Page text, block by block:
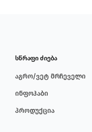
სწრაფი ძიება
აგრო/ვეტ მრჩეველი
ინფოჰაბი
პროდუქცია